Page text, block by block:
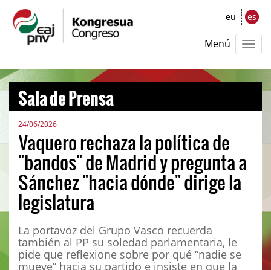
eu es
Menú
Sala de Prensa
24/06/2026
Vaquero rechaza la política de
"bandos" de Madrid y pregunta a
Sánchez "hacia dónde" dirige la
legislatura
La portavoz del Grupo Vasco recuerda
también al PP su soledad parlamentaria, le
pide que reflexione sobre por qué “nadie se
mueve” hacia su partido e insiste en que la